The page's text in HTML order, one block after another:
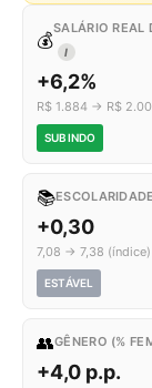
💰
SALÁRIO REAL
I
+6,2%
R$ 1.884 → R$
SUBINDO
📚ESCOLARIDADE
+0,30
7,08 → 7,38 (índice)
ESTÁVEL
👥GÊNERO (%
+4,0 p.p.